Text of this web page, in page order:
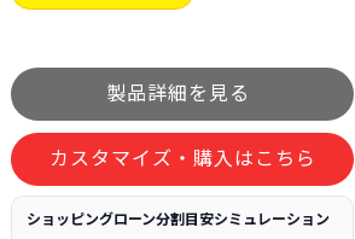
カスタマイズ・購入はこちら
ショッピングローン分割目安シミュレーション